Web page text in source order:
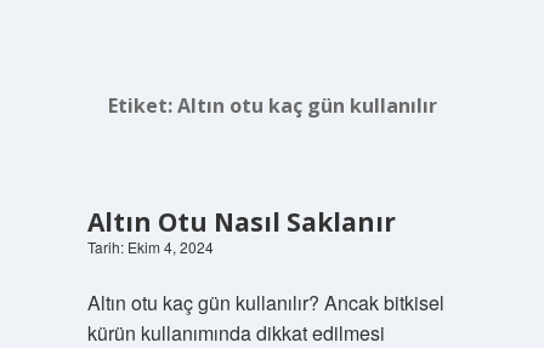
Etiket:Altın otu kaç gün kullanılır
Altın Otu Nasıl Saklanır
Tarih: Ekim 4, 2024
Altın otu kaç gün kullanılır? Ancak bitkisel
kürün kullanımında dikkat edilmesi